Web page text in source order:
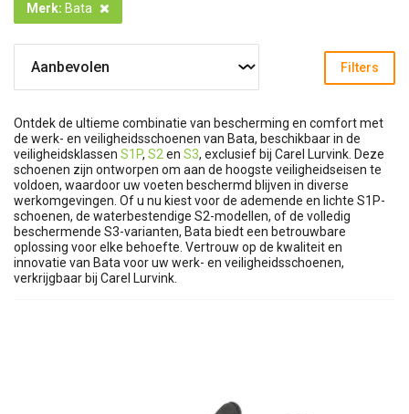
Merk: Bata
Filters
Ontdek de ultieme combinatie van bescherming en comfort met
de werk- en veiligheidsschoenen van Bata, beschikbaar in de
veiligheidsklassen S1P, S2 en S3, exclusief bij Carel Lurvink. Deze
schoenen zijn ontworpen om aan de hoogste veiligheidseisen te
voldoen, waardoor uw voeten beschermd blijven in diverse
werkomgevingen. Of u nu kiest voor de ademende en lichte S1P-
schoenen, de waterbestendige S2-modellen, of de volledig
beschermende S3-varianten, Bata biedt een betrouwbare
oplossing voor elke behoefte. Vertrouw op de kwaliteit en
innovatie van Bata voor uw werk- en veiligheidsschoenen,
verkrijgbaar bij Carel Lurvink.